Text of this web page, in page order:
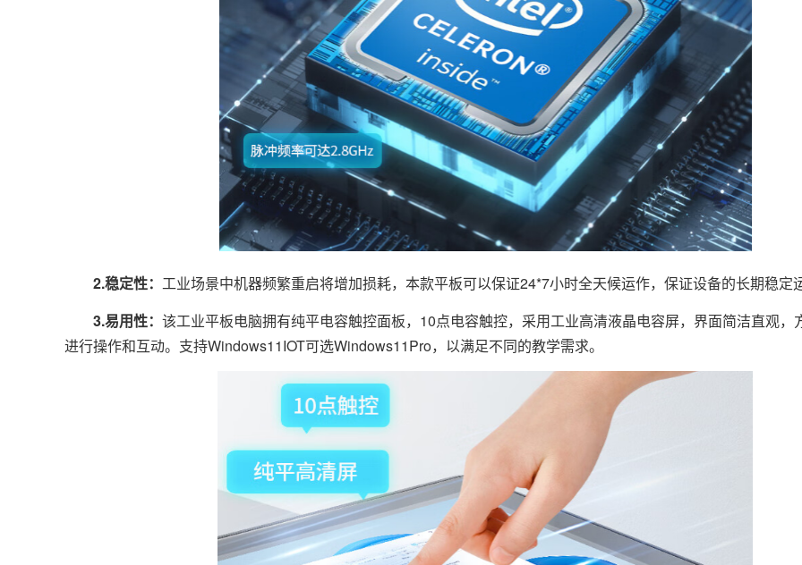
2.稳定性： 工业场景中机器频繁重启将增加损耗，本款平板可以保证24*7小时全天候运作，保证设备的长期稳定
3.易用性： 该工业平板电脑拥有纯平电容触控面板，10点电容触控，采用工业高清液晶电容屏，界面简洁直观，
进行操作和互动。支持Windows11IOT可选Windows11Pro，以满足不同的教学需求。